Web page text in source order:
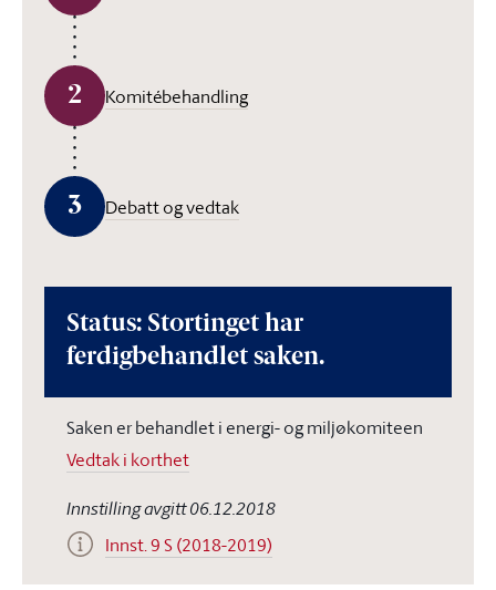
2 Komitébehandling
3 Debatt og vedtak
Status: Stortinget har
ferdigbehandlet saken.
Saken er behandlet i energi- og miljøkomiteen
Vedtak i korthet
Innstilling avgitt 06.12.2018
Innst. 9 S (2018-2019)